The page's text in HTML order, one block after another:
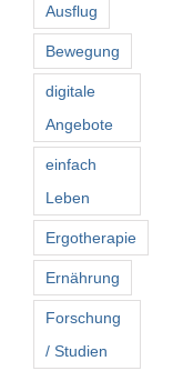
Ausflug
Bewegung
digitale
Angebote
einfach
Leben
Ergotherapie
Ernährung
Forschung
/ Studien